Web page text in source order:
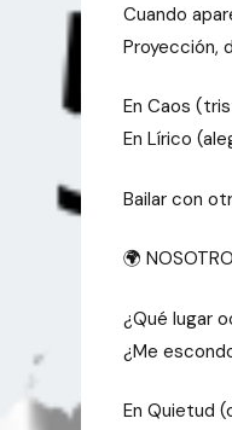
Cuando
Proyección,
En Caos
En Lírico
Bailar con
🌍
¿Qué lugar
¿Me
En Quietud